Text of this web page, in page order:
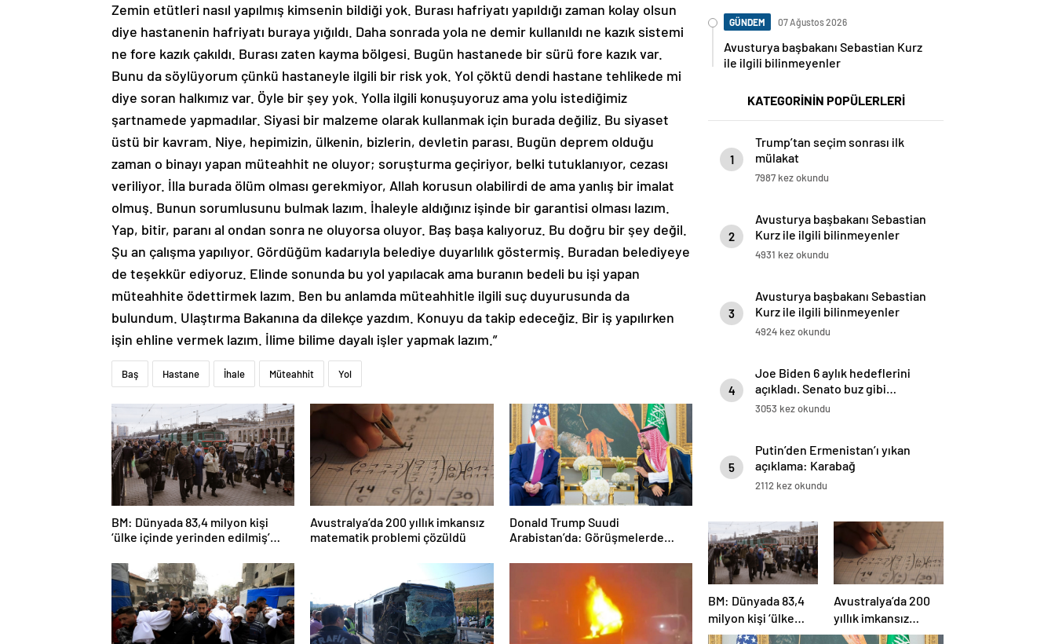
Zemin etütleri nasıl yapılmış kimsenin bildiği yok. Burası hafriyatı yapıldığı zaman kolay olsun
diye hastanenin hafriyatı buraya yığıldı. Daha sonrada yola ne demir kullanıldı ne kazık sistemi
ne fore kazık çakıldı. Burası zaten kayma bölgesi. Bugün hastanede bir sürü fore kazık var.
Bunu da söylüyorum çünkü hastaneyle ilgili bir risk yok. Yol çöktü dendi hastane tehlikede mi
diye soran halkımız var. Öyle bir şey yok. Yolla ilgili konuşuyoruz ama yolu istediğimiz
şartnamede yapmadılar. Siyasi bir malzeme olarak kullanmak için burada değiliz. Bu siyaset
üstü bir kavram. Niye, hepimizin, ülkenin, bizlerin, devletin parası. Bugün deprem olduğu
zaman o binayı yapan müteahhit ne oluyor; soruşturma geçiriyor, belki tutuklanıyor, cezası
veriliyor. İlla burada ölüm olması gerekmiyor, Allah korusun olabilirdi de ama yanlış bir imalat
olmuş. Bunun sorumlusunu bulmak lazım. İhaleyle aldığınız işinde bir garantisi olması lazım.
Yap, bitir, paranı al ondan sonra ne oluyorsa oluyor. Baş başa kalıyoruz. Bu doğru bir şey değil.
Şu an çalışma yapılıyor. Gördüğüm kadarıyla belediye duyarlılık göstermiş. Buradan belediyeye
de teşekkür ediyoruz. Elinde sonunda bu yol yapılacak ama buranın bedeli bu işi yapan
müteahhite ödettirmek lazım. Ben bu anlamda müteahhitle ilgili suç duyurusunda da
bulundum. Ulaştırma Bakanına da dilekçe yazdım. Konuyu da takip edeceğiz. Bir iş yapılırken
işin ehline vermek lazım. İlime bilime dayalı işler yapmak lazım.”
Baş Hastane İhale Müteahhit Yol
BM: Dünyada 83,4 milyon kişi
‘ülke içinde yerinden edilmiş’
Avustralya’da 200 yıllık imkansız
matematik problemi çözüldü
Donald Trump Suudi
Arabistan’da: Görüşmelerde
GÜNDEM 07 Ağustos 2026
Avusturya başbakanı Sebastian Kurz
ile ilgili bilinmeyenler
KATEGORİNİN POPÜLERLERİ
1
Trump’tan seçim sonrası ilk
mülakat
7987 kez okundu
2
Avusturya başbakanı Sebastian
Kurz ile ilgili bilinmeyenler
4931 kez okundu
3
Avusturya başbakanı Sebastian
Kurz ile ilgili bilinmeyenler
4924 kez okundu
4
Joe Biden 6 aylık hedeflerini
açıkladı. Senato buz gibi…
3053 kez okundu
5
Putin’den Ermenistan’ı yıkan
açıklama: Karabağ
Azerbaycan’ın ayrılmaz bir
2112 kez okundu
BM: Dünyada 83,4
milyon kişi ‘ülke
içinde yerinden
Avustralya’da 200
yıllık imkansız
matematik